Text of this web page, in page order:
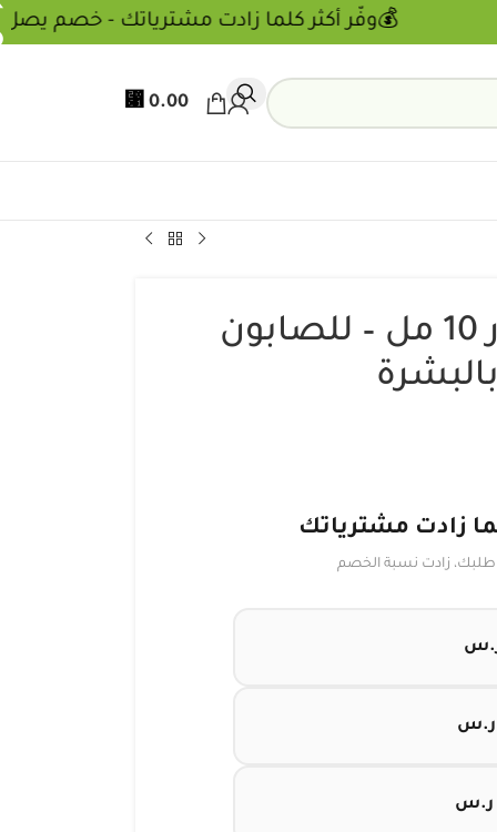
💰وفّر أكثر كلما زادت
⃁ 0.00
زيت عطري لافندر 10 مل – للصابون
زادت مشترياتك
طلبك، زادت نسبة الخصم